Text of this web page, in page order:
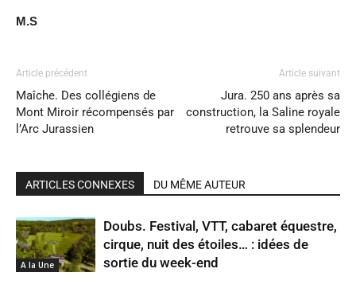
M.S
Article précédent
Maîche. Des collégiens de
Mont Miroir récompensés par
l’Arc Jurassien
Article suivant
Jura. 250 ans après sa
construction, la Saline royale
retrouve sa splendeur
ARTICLES CONNEXES DU MÊME AUTEUR
A la Une
Doubs. Festival, VTT, cabaret équestre,
cirque, nuit des étoiles… : idées de
sortie du week-end